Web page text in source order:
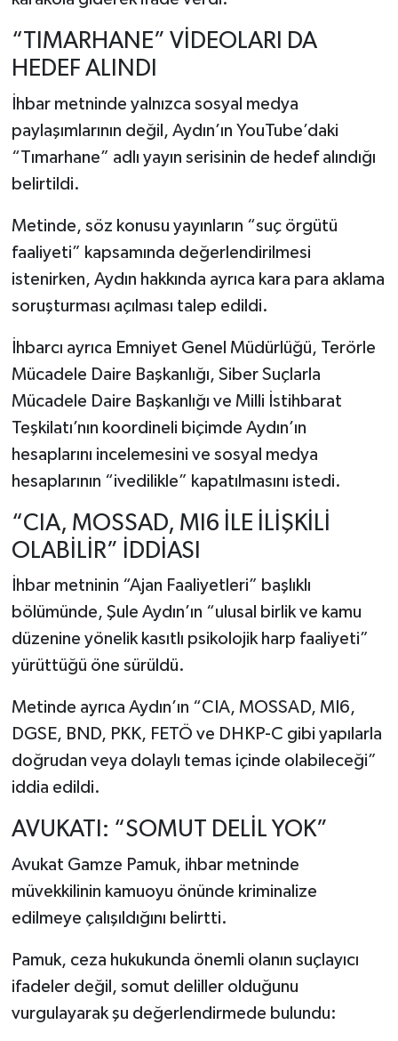
“TIMARHANE” VİDEOLARI DA
HEDEF ALINDI
İhbar metninde yalnızca sosyal medya
paylaşımlarının değil, Aydın’ın YouTube’daki
“Tımarhane” adlı yayın serisinin de hedef alındığı
belirtildi.
Metinde, söz konusu yayınların “suç örgütü
faaliyeti” kapsamında değerlendirilmesi
istenirken, Aydın hakkında ayrıca kara para aklama
soruşturması açılması talep edildi.
İhbarcı ayrıca Emniyet Genel Müdürlüğü, Terörle
Mücadele Daire Başkanlığı, Siber Suçlarla
Mücadele Daire Başkanlığı ve Milli İstihbarat
Teşkilatı’nın koordineli biçimde Aydın’ın
hesaplarını incelemesini ve sosyal medya
hesaplarının “ivedilikle” kapatılmasını istedi.
“CIA, MOSSAD, MI6 İLE İLİŞKİLİ
OLABİLİR” İDDİASI
İhbar metninin “Ajan Faaliyetleri” başlıklı
bölümünde, Şule Aydın’ın “ulusal birlik ve kamu
düzenine yönelik kasıtlı psikolojik harp faaliyeti”
yürüttüğü öne sürüldü.
Metinde ayrıca Aydın’ın “CIA, MOSSAD, MI6,
DGSE, BND, PKK, FETÖ ve DHKP-C gibi yapılarla
doğrudan veya dolaylı temas içinde olabileceği”
iddia edildi.
AVUKATI: “SOMUT DELİL YOK”
Avukat Gamze Pamuk, ihbar metninde
müvekkilinin kamuoyu önünde kriminalize
edilmeye çalışıldığını belirtti.
Pamuk, ceza hukukunda önemli olanın suçlayıcı
ifadeler değil, somut deliller olduğunu
vurgulayarak şu değerlendirmede bulundu: